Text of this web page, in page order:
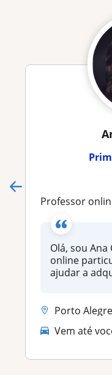
Professor online de Direito particular de
Olá, sou
online
ajudar a
Porto Alegre
Vem até